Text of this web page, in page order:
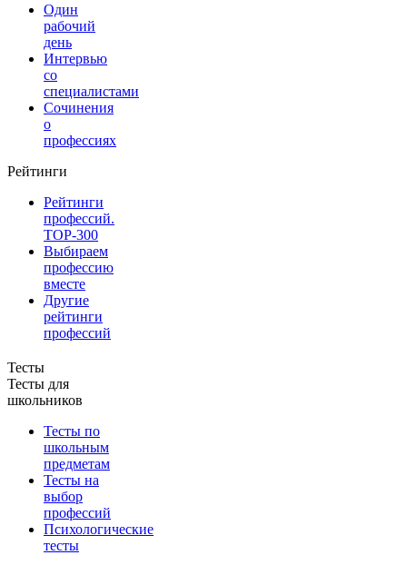
Один
рабочий
день
Интервью
со
специалистами
Сочинения
о
профессиях
Рейтинги
Рейтинги
профессий.
TOP-300
Выбираем
профессию
вместе
Другие
рейтинги
профессий
Тесты
Тесты для
школьников
Тесты по
школьным
предметам
Тесты на
выбор
профессий
Психологические
тесты